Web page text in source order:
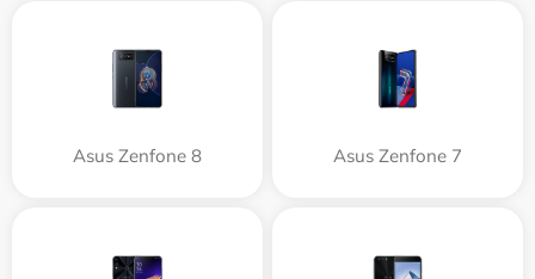
Asus Zenfone 8 Asus Zenfone 7